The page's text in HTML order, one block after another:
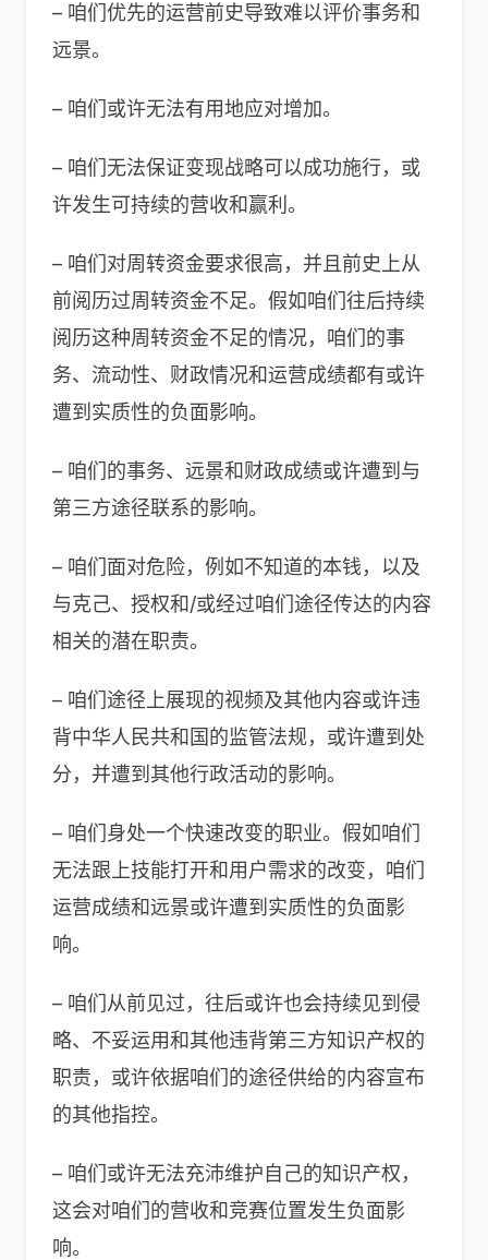
– 咱们优先的运营前史导致难以评价事务和
远景。
– 咱们或许无法有用地应对增加。
– 咱们无法保证变现战略可以成功施行，或
许发生可持续的营收和赢利。
– 咱们对周转资金要求很高，并且前史上从
前阅历过周转资金不足。假如咱们往后持续
阅历这种周转资金不足的情况，咱们的事
务、流动性、财政情况和运营成绩都有或许
遭到实质性的负面影响。
– 咱们的事务、远景和财政成绩或许遭到与
第三方途径联系的影响。
– 咱们面对危险，例如不知道的本钱，以及
与克己、授权和/或经过咱们途径传达的内容
相关的潜在职责。
– 咱们途径上展现的视频及其他内容或许违
背中华人民共和国的监管法规，或许遭到处
分，并遭到其他行政活动的影响。
– 咱们身处一个快速改变的职业。假如咱们
无法跟上技能打开和用户需求的改变，咱们
运营成绩和远景或许遭到实质性的负面影
响。
– 咱们从前见过，往后或许也会持续见到侵
略、不妥运用和其他违背第三方知识产权的
职责，或许依据咱们的途径供给的内容宣布
的其他指控。
– 咱们或许无法充沛维护自己的知识产权，
这会对咱们的营收和竞赛位置发生负面影
响。